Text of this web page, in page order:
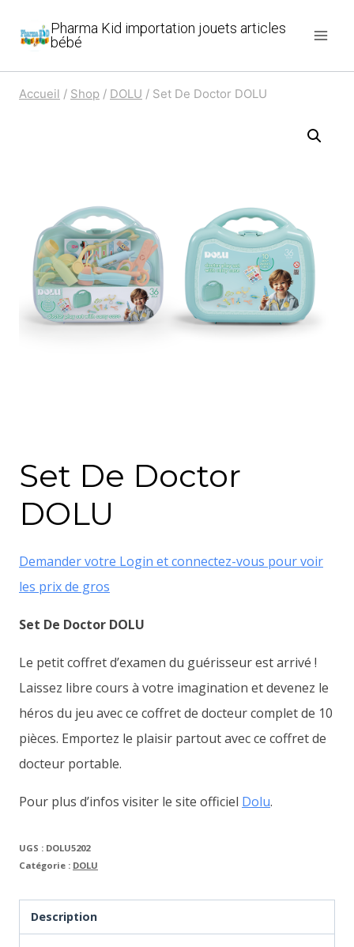
Pharma Kid importation jouets articles
bébé
Accueil / Shop / DOLU / Set De Doctor DOLU
Set De Doctor
DOLU
Demander votre Login et connectez-vous pour voir
les prix de gros
Set De Doctor DOLU
Le petit coffret d’examen du guérisseur est arrivé !
Laissez libre cours à votre imagination et devenez le
héros du jeu avec ce coffret de docteur complet de 10
pièces. Emportez le plaisir partout avec ce coffret de
docteur portable.
Pour plus d’infos visiter le site officiel Dolu.
UGS : DOLU5202
Catégorie : DOLU
Description